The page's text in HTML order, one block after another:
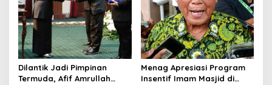
a
t
i
o
n
Dilantik Jadi Pimpinan
Termuda, Afif Amrullah
Menag Apresiasi Program
Insentif Imam Masjid di